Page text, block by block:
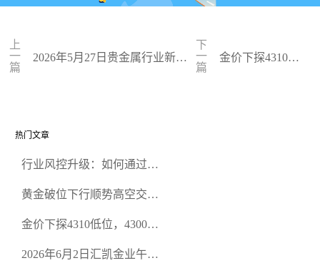
上
一
篇
2026年5月27日贵金属行业新
下
一
篇
金价下探4310低
热门文章
行业风控升级：如何通过正
规黄金开户交易平台？
黄金破位下行顺势高空交易
金价下探4310低位，4300关
2026年6月2日汇凯金业午盘